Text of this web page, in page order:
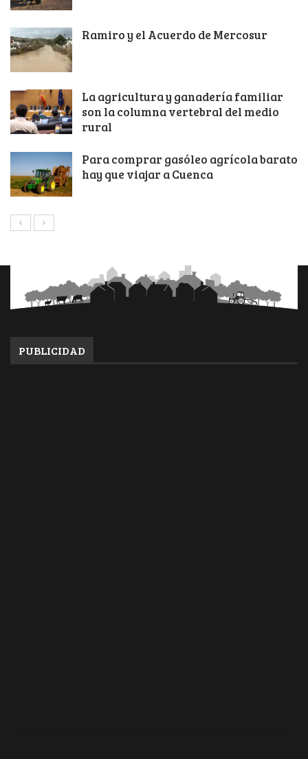
Ramiro y el Acuerdo de Mercosur
La agricultura y ganadería familiar
son la columna vertebral del medio
rural
Para comprar gasóleo agrícola barato
hay que viajar a Cuenca
PUBLICIDAD